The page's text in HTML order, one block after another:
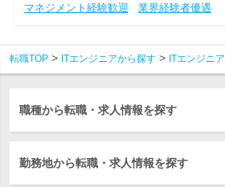
マネジメント経験歓迎
業界経験者優遇
転職TOP ITエンジニアから探す ITエンジニア
職種から転職・求人情報を探す
勤務地から転職・求人情報を探す